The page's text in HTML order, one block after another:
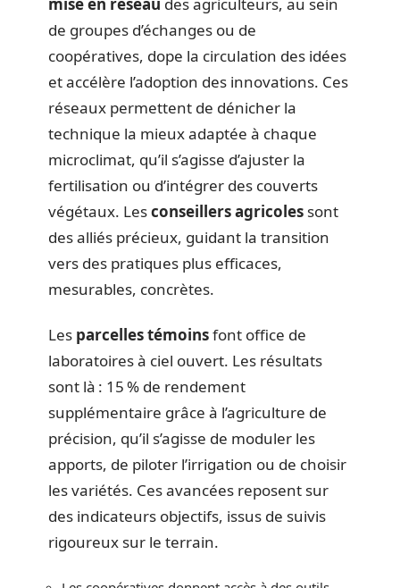
de groupes d’échanges ou de
coopératives, dope la circulation des idées
et accélère l’adoption des innovations. Ces
réseaux permettent de dénicher la
technique la mieux adaptée à chaque
microclimat, qu’il s’agisse d’ajuster la
fertilisation ou d’intégrer des couverts
végétaux. Lesconseillers agricoles sont
des alliés précieux, guidant la transition
vers des pratiques plus efficaces,
mesurables, concrètes.
Les parcelles témoinsfont office de
laboratoires à ciel ouvert. Les résultats
sont là : 15 % de rendement
supplémentaire grâce à l’agriculture de
précision, qu’il s’agisse de moduler les
apports, de piloter l’irrigation ou de choisir
les variétés. Ces avancées reposent sur
des indicateurs objectifs, issus de suivis
rigoureux sur le terrain.